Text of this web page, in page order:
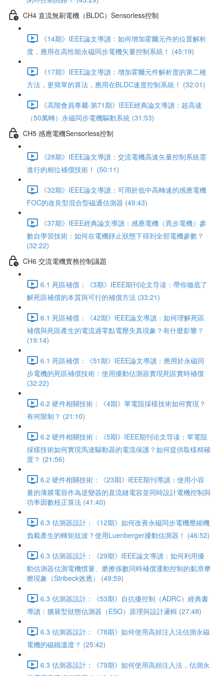
CH4 直流無刷電機（BLDC）Sensorless控制
《14期》IEEE論文導讀：如何增加霍爾元件的位置解析
度，應用在高性能永磁同步電機矢量控制系統！ (45:19)
《17期》IEEE論文導讀：增加霍爾元件解析度的第二種
方法，更簡單的算法，應用在BLDC速度控制系統！ (32:01)
《高階會員專屬-第71期》IEEE經典論文導讀：超高速
（50萬轉）永磁同步電機驅動系統 (31:53)
CH5 感應電機Sensorless控制
《28期》IEEE論文導讀：交流電機高速矢量控制系統需
進行的相位補償技術！ (50:11)
《32期》IEEE論文導讀：可用於低中高轉速的感應電機
FOC的改良型混合型磁通估測器 (49:43)
《37期》IEEE經典論文導讀：感應電機（異步電機）參
數自學習技術：如何在電機靜止狀態下得到全部電機參數？
(32:22)
CH6 交流電機實務控制議題
6.1 死區補償：《3期》IEEE期刊论文导读：帶你徹底了
解死區補償的本質與可行的補償方法 (33:21)
6.1 死區補償：《42期》IEEE論文導讀：如何理解死區
補償與死區產生的電流過零點電壓失真現象？有什麼影響？
(19:14)
6.1 死區補償：《51期》IEEE論文導讀：應用於永磁同
步電機的死區補償技術：使用擾動估測器實現死區實時補償
(32:22)
6.2 硬件相關技術：《4期》單電阻採樣技術如何實現？
有何限制？ (21:10)
6.2 硬件相關技術：《5期》IEEE期刊论文导读：單電阻
採樣技術如何實現馬達驅動器的電流保護？如何提供取樣精確
度？ (21:56)
6.2 硬件相關技術：《23期》IEEE期刊導讀：使用小容
量的薄膜電容作為逆變器的直流鏈電容並同時設計電機控制與
功率因數校正算法 (41:40)
6.3 估測器設計：《12期》如何改善永磁同步電機壓縮機
負載產生的轉矩紋波？使用Luenberger擾動估測器！ (46:52)
6.3 估測器設計：《29期》IEEE論文導讀：如何利用擾
動估測器估測電機慣量、磨擦係數同時補償運動控制的黏滑摩
擦現象（Stribeck效應） (49:59)
6.3 估測器設計：《53期》自抗擾控制（ADRC）經典書
導讀：擴展型狀態估測器（ESO）原理與設計邏輯 (27:48)
6.3 估測器設計：《78期》如何使用高頻注入法估測永磁
電機的磁鐵溫度？ (25:42)
6.3 估測器設計：《79期》如何使用高頻注入法，估測永